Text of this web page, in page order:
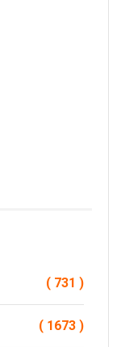
( 731 )
( 1673 )